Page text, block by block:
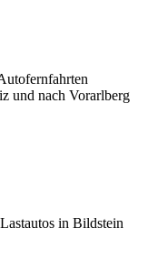
und nach Vorarlberg
in Bildstein